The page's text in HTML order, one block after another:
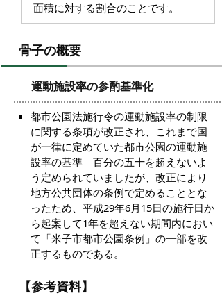
面積に対する割合のことです。
骨子の概要
運動施設率の参酌基準化
都市公園法施行令の運動施設率の制限
に関する条項が改正され、これまで国
が一律に定めていた都市公園の運動施
設率の基準 百分の五十を超えないよ
う定められていましたが、改正により
地方公共団体の条例で定めることとな
ったため、平成29年6月15日の施行日か
ら起案して1年を超えない期間内におい
て「米子市都市公園条例」の一部を改
正するものである。
【参考資料】